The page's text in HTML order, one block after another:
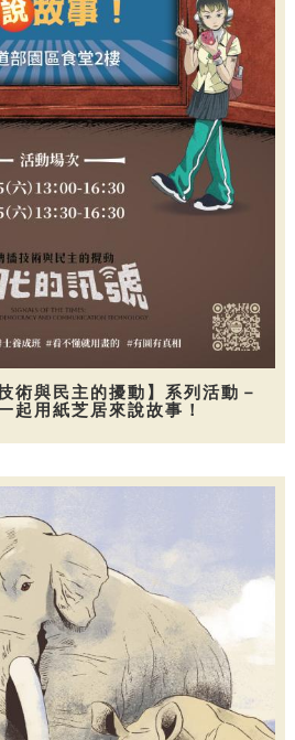
術與民主的擾動】系列活動－
起用紙芝居來說故事！